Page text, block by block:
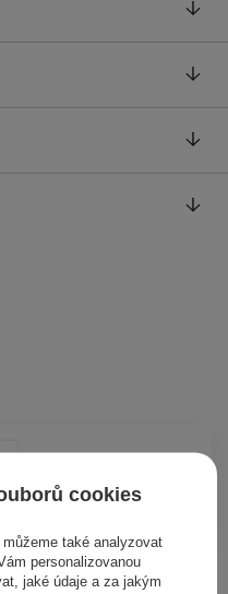
DO KOŠÍKU
cookies
také analyzovat
personalizovanou
jaké údaje a za jakým